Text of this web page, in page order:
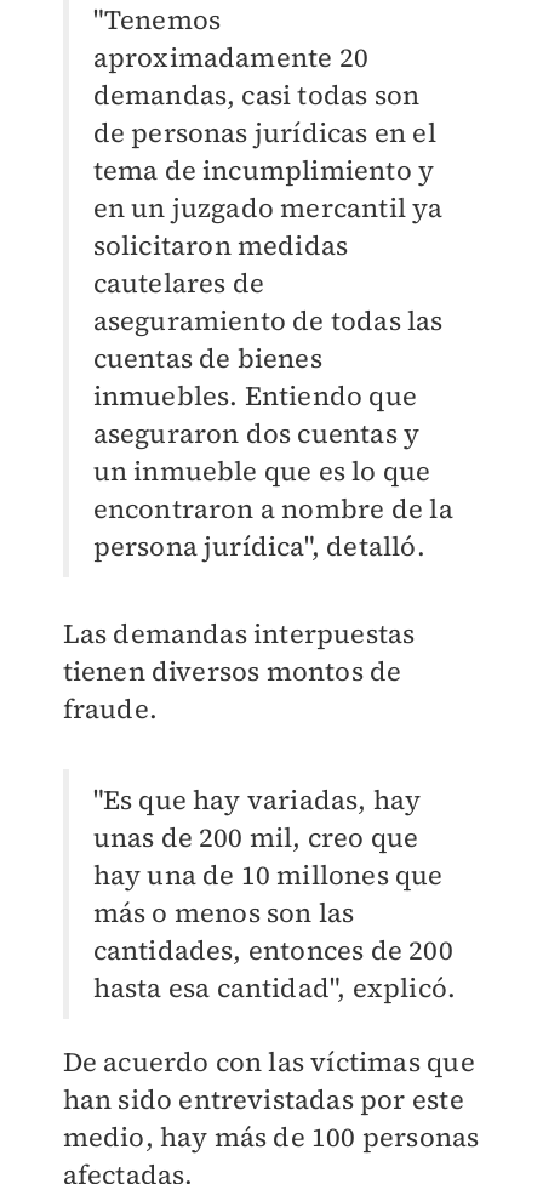
"Tenemos
aproximadamente 20
demandas, casi todas son
de personas jurídicas en el
tema de incumplimiento y
en un juzgado mercantil ya
solicitaron medidas
cautelares de
aseguramiento de todas las
cuentas de bienes
inmuebles. Entiendo que
aseguraron dos cuentas y
un inmueble que es lo que
encontraron a nombre de la
persona jurídica", detalló.
Las demandas interpuestas
tienen diversos montos de
fraude.
"Es que hay variadas, hay
unas de 200 mil, creo que
hay una de 10 millones que
más o menos son las
cantidades, entonces de 200
hasta esa cantidad", explicó.
De acuerdo con las víctimas que
han sido entrevistadas por este
medio, hay más de 100 personas
afectadas.